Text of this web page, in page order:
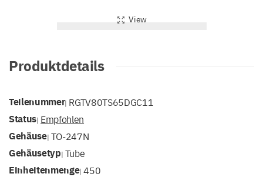
View
Produktdetails
Teilenummer| RGTV80TS65DGC11
Status| Empfohlen
Gehäuse| TO-247N
Gehäusetyp| Tube
Einheitenmenge|450